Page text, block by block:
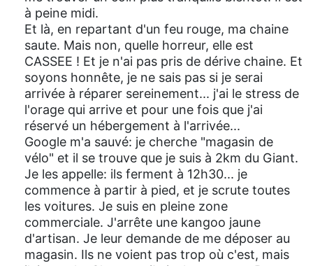
à peine midi.
Et là, en repartant d'un feu rouge, ma chaine
saute. Mais non, quelle horreur, elle est
CASSEE ! Et je n'ai pas pris de dérive chaine. Et
soyons honnête, je ne sais pas si je serai
arrivée à réparer sereinement... j'ai le stress de
l'orage qui arrive et pour une fois que j'ai
réservé un hébergement à l'arrivée...
Google m'a sauvé: je cherche "magasin de
vélo" et il se trouve que je suis à 2km du Giant.
Je les appelle: ils ferment à 12h30... je
commence à partir à pied, et je scrute toutes
les voitures. Je suis en pleine zone
commerciale. J'arrête une kangoo jaune
d'artisan. Je leur demande de me déposer au
magasin. Ils ne voient pas trop où c'est, mais